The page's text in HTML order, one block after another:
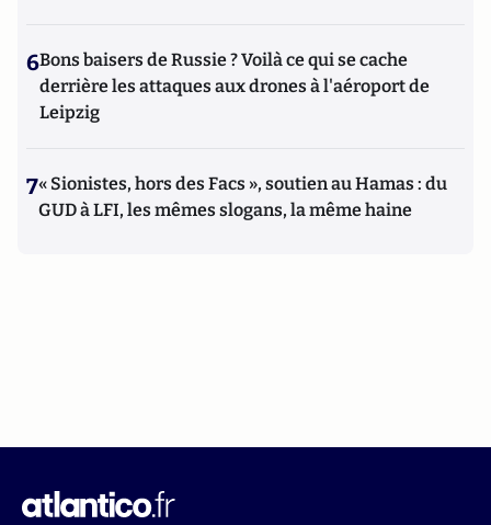
6Bons baisers de Russie ? Voilà ce qui se cache
derrière les attaques aux drones à l'aéroport de
Leipzig
7« Sionistes, hors des Facs », soutien au Hamas : du
GUD à LFI, les mêmes slogans, la même haine